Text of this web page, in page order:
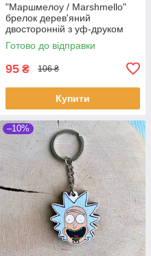
"Маршмелоу / Marshmello"
брелок дерев'яний
двосторонній з уф-друком
Готово до відправки
95 ₴ 106 ₴
Купити
–10%